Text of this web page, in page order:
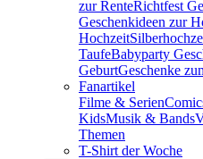
zur RenteRichtfest
Geschenkideen zur
Hochzeit
TaufeBabyparty
GeburtGeschenke
Fanartikel
Filme & Serien
KidsMusik & Bands
Themen
T-Shirt der Woche